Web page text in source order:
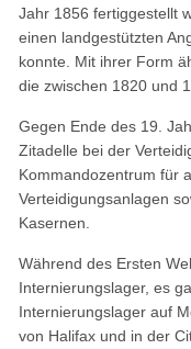
Jahr 1856 fertiggestellt
einen landgestützten
konnte. Mit ihrer Form
die zwischen 1820 und
Gegen Ende des 19.
Zitadelle bei der
Kommandozentrum für
Verteidigungsanlagen
Kasernen.
Während des Ersten
Internierungslager, es
Internierungslager auf
von Halifax und in der